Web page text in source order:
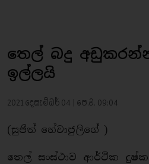
තෙල් බදු
ඉල්ලයි
2021 දෙසැම්බර් 04 | පෙ.ව. 09:04
(සුජිත් හේවාජුලිගේ )
තෙල් සංස්ථාව ආර්ථික